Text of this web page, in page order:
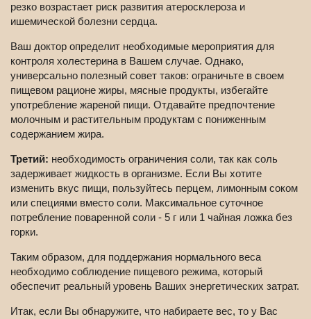
резко возрастает риск развития атеросклероза и
ишемической болезни сердца.
Ваш доктор определит необходимые мероприятия для
контроля холестерина в Вашем случае. Однако,
универсально полезный совет таков: ограничьте в своем
пищевом рационе жиры, мясные продукты, избегайте
употребление жареной пищи. Отдавайте предпочтение
молочным и растительным продуктам с пониженным
содержанием жира.
Третий: необходимость ограничения соли, так как соль
задерживает жидкость в организме. Если Вы хотите
изменить вкус пищи, пользуйтесь перцем, лимонным соком
или специями вместо соли. Максимальное суточное
потребление поваренной соли - 5 г или 1 чайная ложка без
горки.
Таким образом, для поддержания нормального веса
необходимо соблюдение пищевого режима, который
обеспечит реальный уровень Ваших энергетических затрат.
Итак, если Вы обнаружите, что набираете вес, то у Вас